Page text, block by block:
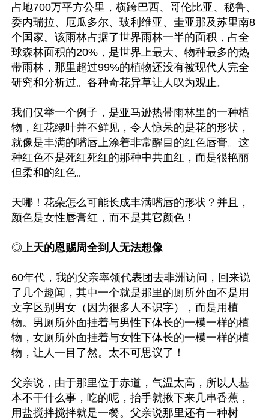
占地700万平方公里，横跨巴西、哥伦比亚、秘鲁、
委内瑞拉、厄瓜多尔、玻利维亚、圭亚那及苏里南8
个国家。该雨林占据了世界雨林一半的面积，占全
球森林面积的20%，是世界上最大、物种最多的热
带雨林，那里超过99%的植物还没有被现代人完全
研究和分析过。各种奇花异草让人叹为观止。
我们仅举一个例子，是亚马逊热带雨林里的一种植
物，红花绿叶并不鲜见，令人惊呆的是花的形状，
就像是丰满的嘴唇上涂着非常醒目的红色唇膏。这
种红色不是死红死红的那种中共血红，而是很艳丽
但柔和的红色。
天哪！花朵怎么可能长成丰满嘴唇的形状？并且，
颜色是女性唇膏红，而不是其它颜色！
◎ 上天的恩赐周全到人无法想像
60年代，我的父亲率领代表团去非洲访问，回来说
了几个趣闻，其中一个就是那里的厕所外面不是用
文字区别男女（因为很多人不识字），而是用植
物。男厕所外面挂着与男性下体长的一模一样的植
物，女厕所外面挂着与女性下体长的一模一样的植
物，让人一目了然。太不可思议了！
父亲说，由于那里位于赤道，气温太高，所以人基
本不干什么事，吃的呢，抬手就揪下来几串香蕉，
用盐搅拌搅拌就是一餐。父亲说那里还有一种树